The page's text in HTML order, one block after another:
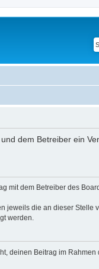
dem Betreiber ein
mit dem Betreiber des
jeweils die an dieser Stelle
werden.
deinen Beitrag im Rahmen